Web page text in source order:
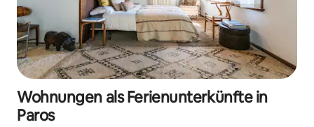
Wohnungen als Ferienunterkünfte in
Paros